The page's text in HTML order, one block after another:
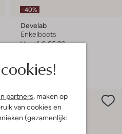
partners , maken op
van cookies en
(gezamenlijk:
-40%
Develab
Enkelboots
Vanaf € 65,99
+ meer kleuren